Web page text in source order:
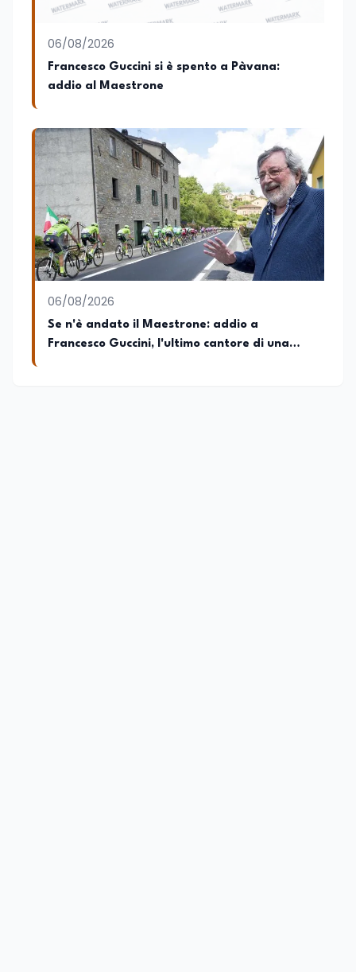
06/08/2026
Francesco Guccini si è spento a Pàvana:
addio al Maestrone
06/08/2026
Se n'è andato il Maestrone: addio a
Francesco Guccini, l'ultimo cantore di una